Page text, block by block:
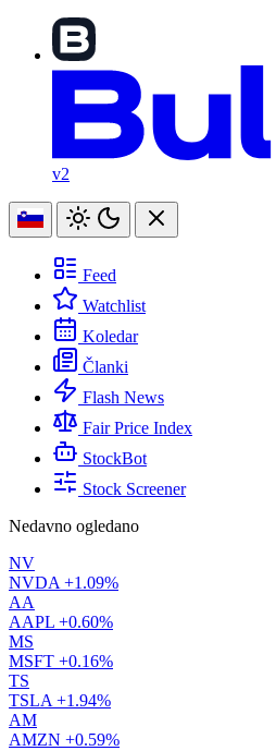
v2
Feed
Watchlist
Koledar
Članki
Flash News
Fair Price Index
StockBot
Stock Screener
Nedavno ogledano
NV
NVDA +1.09%
AA
AAPL +0.60%
MS
MSFT +0.16%
TS
TSLA +1.94%
AM
AMZN +0.59%